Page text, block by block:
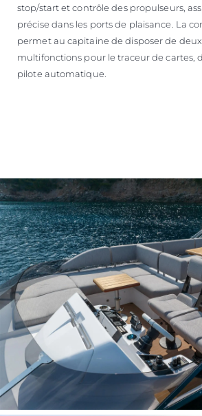
stop/start et contrôle des propulseurs,
précise dans les ports de plaisance. La
permet au capitaine de disposer de
multifonctions pour le traceur de cartes,
pilote automatique.